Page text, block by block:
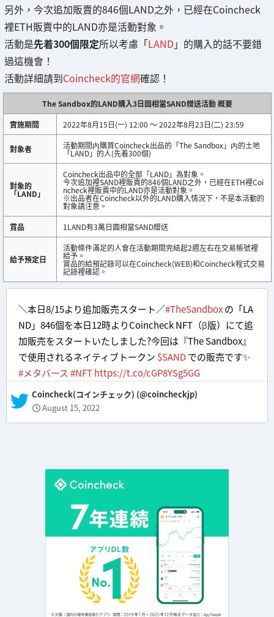
另外，今次追加販賣的846個LAND之外，已經在Coincheck
裡ETH販賣中的LAND亦是活動對象。
活動是先着300個限定所以考慮「LAND 」的購入的話不要錯
過這機會！
活動詳細請到Coincheck的官網確認！
The Sandbox的LAND購入3日圓相當SAND贈送活動 概要
實施期間
2022年8月15日(一) 12:00 〜 2022年8月23日(二) 23:59
對象者 活動期間内購買Coincheck出品的「The Sandbox」内的土地
「LAND」的人(先着300個)
對象的
「LAND」
Coincheck出品中的全部「LAND」為對象。
今次追加裡SAND裡販賣的846個LAND之外，已經在ETH裡Coi
ncheck裡販賣中的LAND亦是活動對象。
※出品者在Coincheck以外的LAND購入情況下，不是本活動的
對象請注意。
賞品
1LAND有3萬日圓相當SAND贈送
給予預定日
活動條件滿足的人會在活動期間完結起2週左右在交易帳號裡
給予。
賞品的給預記錄可以在Coincheck(WEB)和Coincheck程式交易
記錄裡確認。
＼本日8/15より追加販売スタート／#TheSandboxの「LA
ND」846個を本日12時よりCoincheck NFT（β版）にて追
加販売をスタートいたしました?️今回は『The Sandbox』
で使用されるネイティブトークン $SANDでの販売です✨
#メタバース #NFThttps://t.co/cGP8YSg5GG
— Coincheck(コインチェック) (@coincheckjp)
August 15, 2022